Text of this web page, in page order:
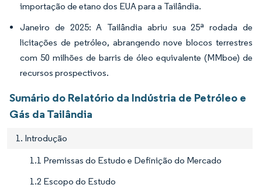
importação de etano dos EUA para a Tailândia.
Janeiro de 2025: A Tailândia abriu sua 25ª rodada de
licitações de petróleo, abrangendo nove blocos terrestres
com 50 milhões de barris de óleo equivalente (MMboe) de
recursos prospectivos.
Sumário do Relatório da Indústria de Petróleo e
Gás da Tailândia
1. Introdução
1.1 Premissas do Estudo e Definição do Mercado
1.2 Escopo do Estudo